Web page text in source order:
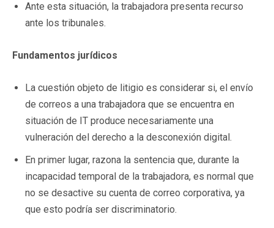
Ante esta situación, la trabajadora presenta recurso
ante los tribunales.
Fundamentos jurídicos
La cuestión objeto de litigio es considerar si, el envío
de correos a una trabajadora que se encuentra en
situación de IT produce necesariamente una
vulneración del derecho a la desconexión digital.
En primer lugar, razona la sentencia que, durante la
incapacidad temporal de la trabajadora, es normal que
no se desactive su cuenta de correo corporativa, ya
que esto podría ser discriminatorio.